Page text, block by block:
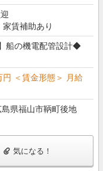
家賃補助あり
船の機電配管設計◆
円 ＜賃金形態＞ 月給
県福山市鞆町後地
気になる！